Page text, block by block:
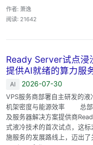
作者: 萧逸
阅读: 21642
Ready Server试点浸
提供AI就绪的算力服
AI 2026-07-30
VPS服务商部署自主研发的
机架密度与能源效率 总部
及服务器解决方案提供商
式液冷技术的首次试点，这
施服务的发展路线上，迈